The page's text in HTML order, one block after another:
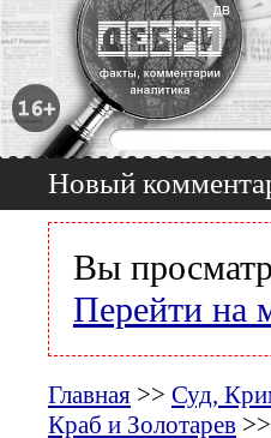
Новый
Вы
Перейти на
Главная >> Суд,
Краб и Золотарев